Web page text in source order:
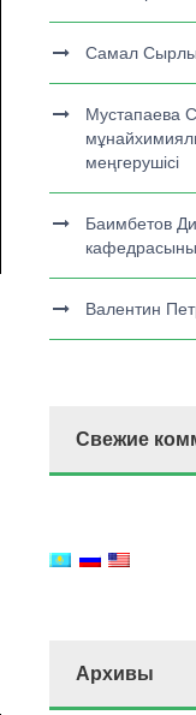
Самал
Мустапаева
меңгерушісі
Баимбетов
Валентин
Свежие
Архивы